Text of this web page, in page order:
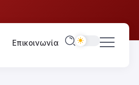
Επικοινωνία